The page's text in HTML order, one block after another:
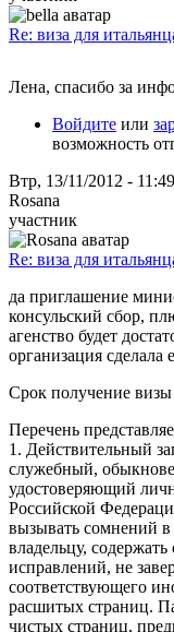
Re: виза для
Лена, спасибо за
Войдите или
возможность
Втр, 13/11/2012 - 11:49
Rosana
участник
Re: виза для
да приглашение
консульский сбор,
агенство будет
организация сделала
Срок получение
Перечень
1. Действительный
служебный,
удостоверяющий
Российской
вызывать сомнений
владельцу,
исправлений, не
соответствующего
расшитых страниц.
чистых страниц,